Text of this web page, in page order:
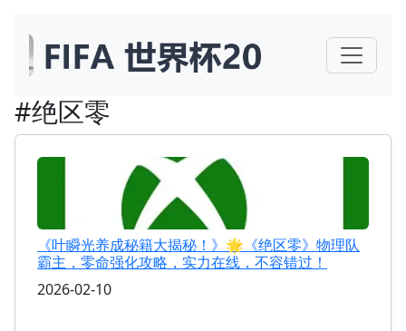
#绝区零
《叶瞬光养成秘籍大揭秘！》🌟《绝区零》物理队
霸主，零命强化攻略，实力在线，不容错过！
2026-02-10